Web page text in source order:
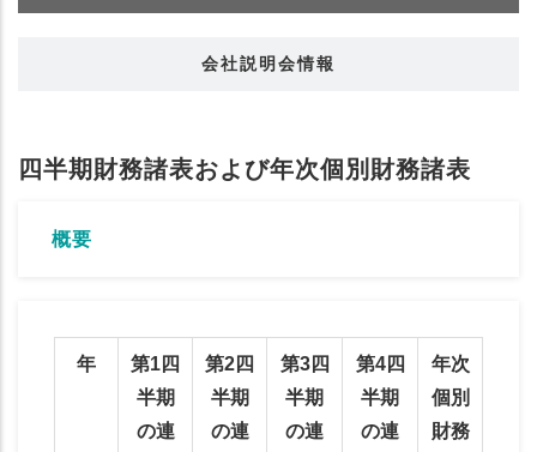
会社説明会情報
四半期財務諸表および年次個別財務諸表
概要
年
第1四
半期
の連
第2四
半期
の連
第3四
半期
の連
第4四
半期
の連
年次
個別
財務